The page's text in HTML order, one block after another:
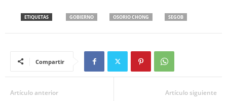
ETIQUETAS GOBIERNO OSORIO CHONG SEGOB
Compartir
Artículo anterior Artículo siguiente